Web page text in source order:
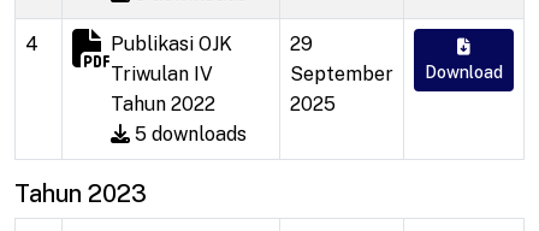
4
Publikasi OJK
Triwulan IV
Tahun 2022
5 downloads
29
September
2025
Download
Tahun 2023